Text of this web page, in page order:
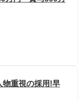
物重視の採用!早